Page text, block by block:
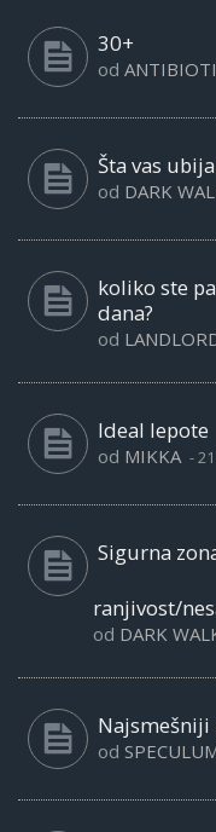
30+
od
Šta vas
od DARK
koliko ste
dana?
od
Ideal lepote
od MIKKA -
Sigurna
ranjivost/
od DARK
Najsmešniji
od